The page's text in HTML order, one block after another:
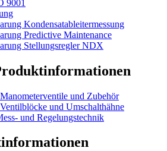
9001
Kondensatableitermessung
Predictive Maintenance
Stellungsregler NDX
und Zubehör
und Umschalthähne
und Regelungstechnik